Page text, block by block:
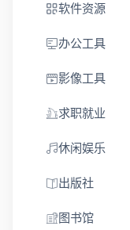
软件资源
办公工具
影像工具
求职就业
休闲娱乐
出版社
图书馆